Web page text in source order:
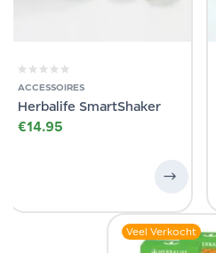
ACCESSOIRES
Herbalife SmartShaker
€14.95
Veel Verkocht